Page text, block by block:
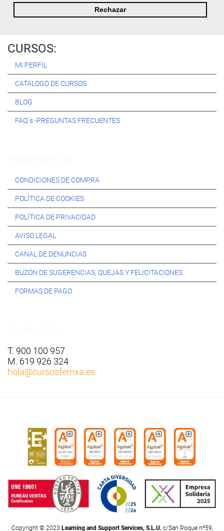
Rechazar
CURSOS:
MI PERFIL
CATÁLOGO DE CURSOS
BLOG
FAQ´s -PREGUNTAS FRECUENTES
CONDICIONES DE COMPRA
POLÍTICA DE COOKIES
POLÍTICA DE PRIVACIDAD
AVISO LEGAL
CANAL DE DENUNCIAS
BUZÓN DE SUGERENCIAS, QUEJAS Y FELICITACIONES
FORMAS DE PAGO
T. 900 100 957
M. 619 926 324
hola@cursosfemxa.es
Copyright © 2023 Learning and Support Services, S.L.U.c/San Roque nº59,